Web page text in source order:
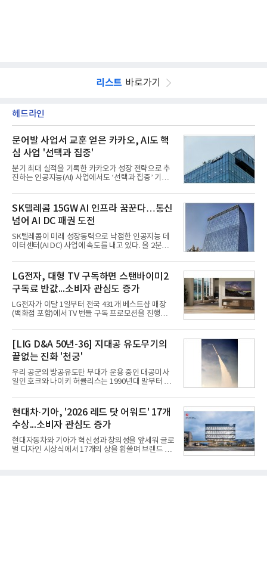
리스트 바로가기
헤드라인
문어발 사업서 교훈 얻은 카카오, AI도 핵
심 사업 '선택과 집중'
분기 최대 실적을 기록한 카카오가 성장 전략으로 추
진하는 인공지능(AI) 사업에서도 ‘선택과 집중’ 기조
라 투자에 나서는 것과 달리, 카카오는 ‘카카오톡’이
라는 플랫폼 경쟁력을 활용한 AI 에이전트 서비스에
집중하는 전략이다. 과거 무리한 사업 확장 과정에서
겪었던 시행착오를 되풀이하지 않고 핵심 역량에 집
중하겠다는 취지로 풀이된다.7일 업계에 따르면 카카
오는 올해 2분기 연결 기준 매출 2조985억원, 영업이
익 2770억원을 기록했다. 전년 동기 대비 매출과 영업
은 4884억
SK텔레콤 15GW AI 인프라 꿈꾼다…통신
넘어 AI DC 패권 도전
SK텔레콤이 미래 성장동력으로 낙점한 인공지능 데
이터센터(AI DC) 사업에 속도를 내고 있다. 올 2분기
는 2035년까지 총 15GW(기가와트) 규모의 AI DC를
구축하겠다는 대형 청사진을 제시하면서다. 이에 따
라 경쟁 구도 역시 이동통신사인 KT, LG유플러스를
넘어 네이버, 삼성SDS 등 IT 인프라 기업으로 확장되
고 있다.7일 SK텔레콤에 따르면 회사는 올해 2분기
연결 기준 매출 4조 3591억원, 영업이익 5660억원을
기록했다. 매출은 전년 동기 대비 0.5%, 영업이익은
따른 기저효과가 실
LG전자, 대형 TV 구독하면 스탠바이미2
구독료 반값...소비자 관심도 증가
LG전자가 이달 1일부터 전국 431개 베스트샵 매장
(백화점 포함)에서 TV 번들 구독 프로모션을 진행하고
인해주는 프로모션이다.대상 제품은 65·77·83형 올
레드, 75·86·100형 마이크로 RGB, 75·86형 미니
RGB 등 거실용 TV로 인기가 높은 베스트셀러 TV 20
개 모델이며, 동시 구독 계약 시 스탠바이미2(모델명
27LX6TPGA) 구독료를 50% 할인 받을 수 있다. 프로
모션 대상 모델과 혜택, 구독료 등 프로모션 세부 사항
은 베스트샵 판매 매니저에게 문의하면 자세히 안내
등으로 이전
[LIG D&A 50년-36] 지대공 유도무기의
끝없는 진화 '천궁'
우리 공군의 방공유도탄 부대가 운용 중인 대공미사
일인 호크와 나이키 허큘리스는 1990년대 말부터 성
기존 미사일체계를 대체할 중고도 및 중거리 대공미
사일을 개발하기로 결정했다.처음 KM-SAM 사업으로
불린 이 사업의 명칭은 호크(Iron Hawk, 철매)를 대체
한다는 의미에서 ‘철매Ⅱ’ 로 정해졌다. 철매Ⅱ 개발
사업은 미사일체계 완성 후인 2011년 ‘천궁(天弓)’으
로 다시 장비명이 바뀌었다. 17개 업체와 관련 기관이
참여한 가운데 LIG 넥스원은 탐색 개발에서 체계개발
현대차·기아, '2026 레드 닷 어워드' 17개
수상...소비자 관심도 증가
현대자동차와 기아가 혁신성과 창의성을 앞세워 글로
벌 디자인 시상식에서 17개의 상을 휩쓸며 브랜드 경